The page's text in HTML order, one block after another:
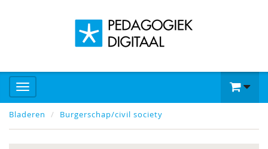
Bladeren Burgerschap/civil society